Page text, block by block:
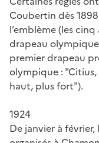
Coubertin dès
l’emblème (les
drapeau
premier drapeau
olympique :
haut, plus fort").
1924
De janvier à février,